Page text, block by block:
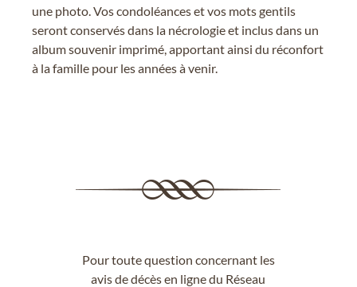
une photo. Vos condoléances et vos mots gentils
seront conservés dans la nécrologie et inclus dans un
album souvenir imprimé, apportant ainsi du réconfort
à la famille pour les années à venir.
Pour toute question concernant les
avis de décès en ligne du Réseau